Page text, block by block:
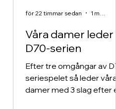
Våra damer leder
D70-serien
Efter tre omgångar av
seriespelet så leder
damer med 3 slag efter
för 22 timmar sedan